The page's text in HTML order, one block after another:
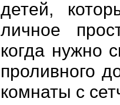
детей,
личное
когда нужно
проливного
комнаты с